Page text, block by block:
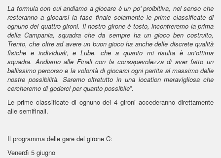
La formula con cui andiamo a giocare è un po' proibitiva, nel senso che
resteranno a giocarsi la fase finale solamente le prime classificate di
ognuno dei quattro gironi. Il nostro girone è tosto, incontreremo la prima
della Campania, squadra che da sempre ha un gioco ben costruito,
Trento, che oltre ad avere un buon gioco ha anche delle discrete qualità
fisiche e individuali, e Lube, che a quanto mi risulta è un’ottima
squadra. Andiamo alle Finali con la consapevolezza di aver fatto un
bellissimo percorso e la volontà di giocarci ogni partita al massimo delle
nostre possibilità. Saremo oltretutto in una location meravigliosa che
cercheremo di goderci per quanto possibile”.
Le prime classificate di ognuno dei 4 gironi accederanno direttamente
alle semifinali.
Il programma delle gare del girone C:
Venerdì 5 giugno